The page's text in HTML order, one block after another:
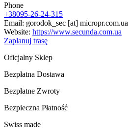
Phone
+38095-26-24-315
Email: gorodok_sec [at] micropr.com.ua
Website: https://www.secunda.com.ua
Zaplanuj trasę
Oficjalny Sklep
Bezpłatna Dostawa
Bezpłatne Zwroty
Bezpieczna Płatność
Swiss made